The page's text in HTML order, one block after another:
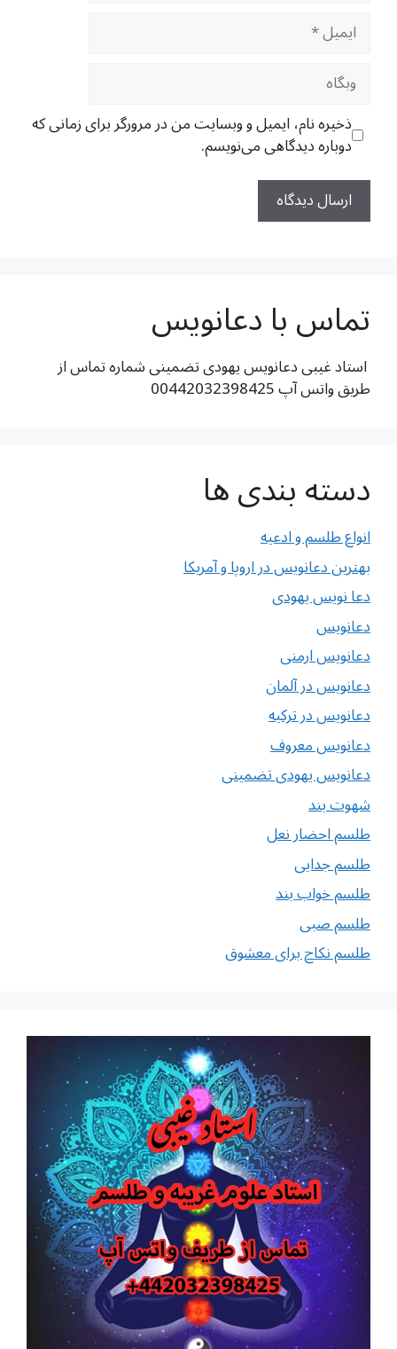
ایمیل
وبگاه
ذخیره نام، ایمیل و وبسایت من در مرورگر برای زمانی که
دوباره دیدگاهی می‌نویسم.
تماس با دعانویس
استاد غیبی دعانویس یهودی تضمینی شماره تماس از
طریق واتس آپ 00442032398425
دسته بندی ها
انواع طلسم و ادعیه
بهترین دعانویس در اروپا و آمریکا
دعا نویس یهودی
دعانویس
دعانویس ارمنی
دعانویس در آلمان
دعانویس در ترکیه
دعانویس معروف
دعانویس یهودی تضمینی
شهوت بند
طلسم احضار نعل
طلسم جدایی
طلسم خواب بند
طلسم صبی
طلسم نکاح برای معشوق